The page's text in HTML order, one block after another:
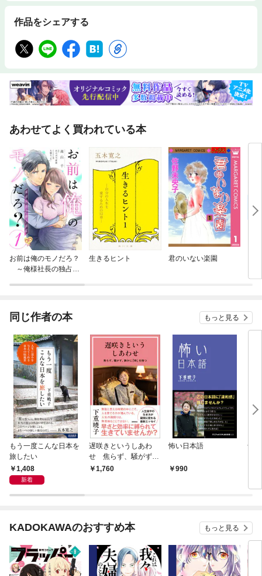
作品をシェアする
あわせてよく買われている本
お前は俺のモノだろ？
～俺様社長の独占溺
生きるヒント 君のいない楽園
同じ作者の本 もっと見る
もう一度こんな日本を
旅したい
1,408
新着
遅咲きというしあわ
せ 焦らず、騒がず、
静かに「時」を待つ
1,760
怖い日本語
990
母
KADOKAWAのおすすめ本 もっと見る